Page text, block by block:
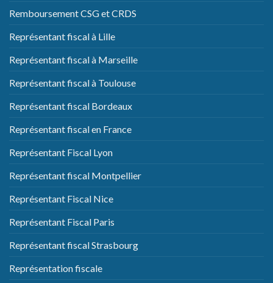
Remboursement CSG et CRDS
Représentant fiscal à Lille
Représentant fiscal à Marseille
Représentant fiscal à Toulouse
Représentant fiscal Bordeaux
Représentant fiscal en France
Représentant Fiscal Lyon
Représentant fiscal Montpellier
Représentant Fiscal Nice
Représentant Fiscal Paris
Représentant fiscal Strasbourg
Représentation fiscale